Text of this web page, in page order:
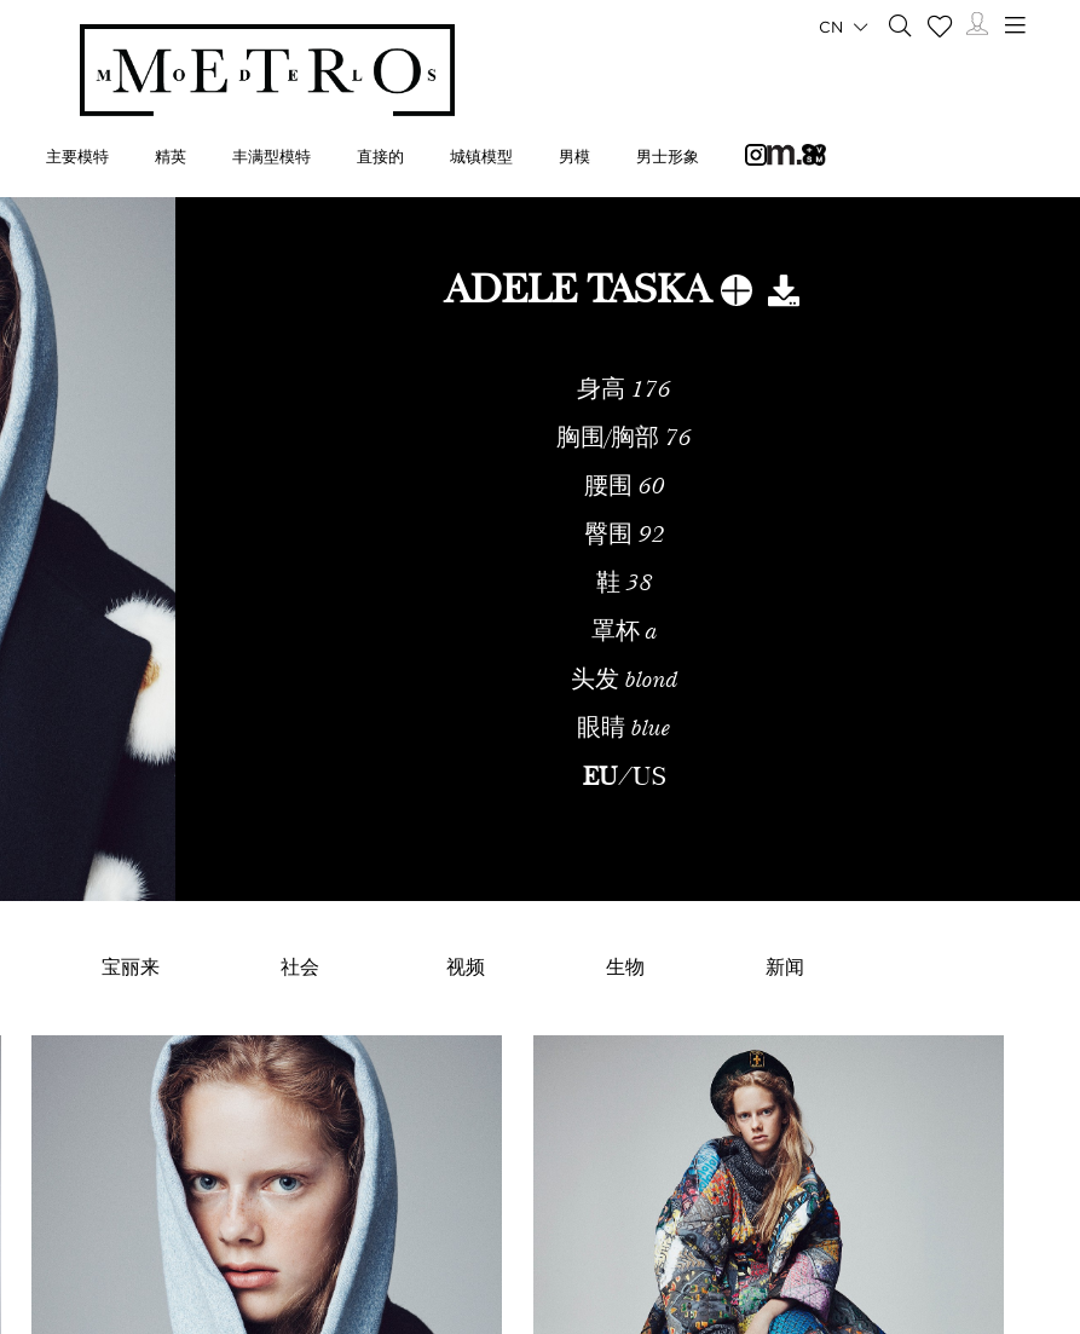
主要模特 精英 丰满型模特 直接的 城镇模型 男模 男士形象
CN
ADELE TASKA
身高 176
胸围/胸部 76
腰围 60
臀围 92
鞋 38
罩杯 a
头发 blond
眼睛 blue
EU/US
Adele Taska – Estonian Fashion ModelEarly Life and Modeling BeginningsAdele Taska,
宝丽来 社会 视频 生物 新闻